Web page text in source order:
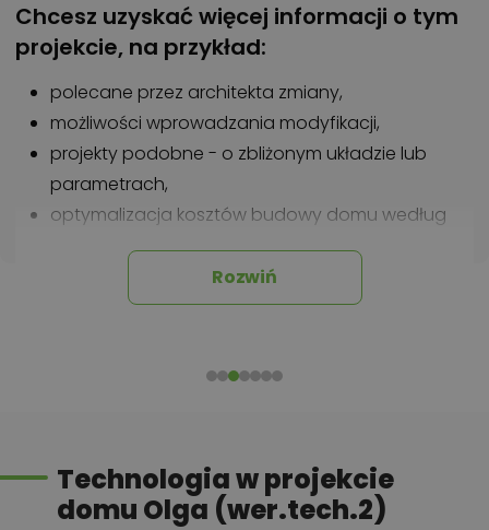
Chcesz uzyskać więcej informacji o tym
projekcie, na przykład:
polecane przez architekta zmiany,
możliwości wprowadzania modyfikacji,
projekty podobne - o zbliżonym układzie lub
parametrach,
optymalizacja kosztów budowy domu według
tego projektu,
informacje szczegółowe - np. wymiary
pomieszczeń, instalacje, materiały?
52 384 49 90lub
Rozwiń
Technologia w projekcie
domu Olga (wer.tech.2)